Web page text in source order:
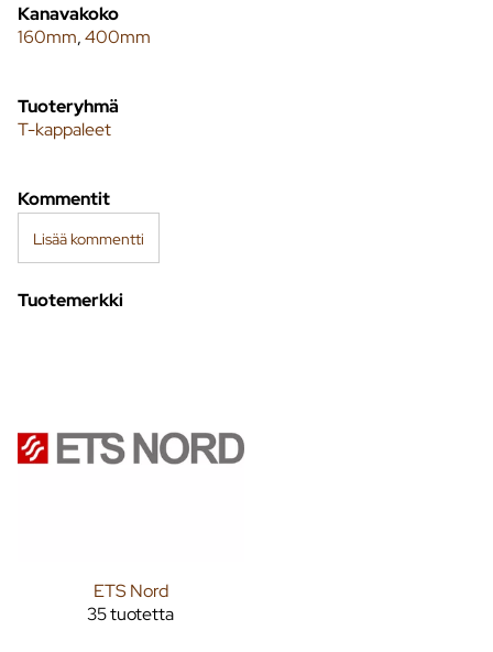
Kanavakoko
160mm,400mm
Tuoteryhmä
T-kappaleet
Kommentit
Lisää kommentti
Tuotemerkki
ETS Nord
35 tuotetta